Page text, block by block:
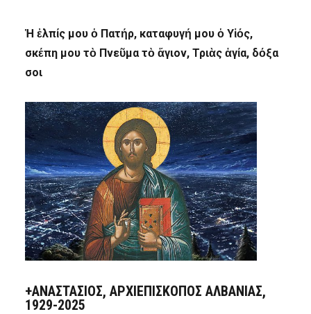
Ἡ ἐλπίς μου ὁ Πατήρ, καταφυγή μου ὁ Υἱός,
σκέπη μου τὸ Πνεῦμα τὸ ἅγιον, Τριὰς ἁγία, δόξα
σοι
+ΑΝΑΣΤΆΣΙΟΣ, ΑΡΧΙΕΠΊΣΚΟΠΟΣ ΑΛΒΑΝΊΑΣ,
1929-2025